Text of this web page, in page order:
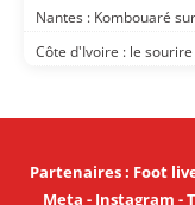
Nantes : Kombouaré
Côte d'Ivoire : le
Partenaires: Foot
Meta - Instagram -